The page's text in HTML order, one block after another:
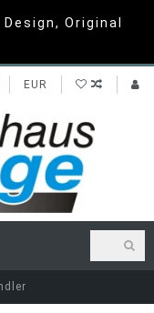
Original
EUR